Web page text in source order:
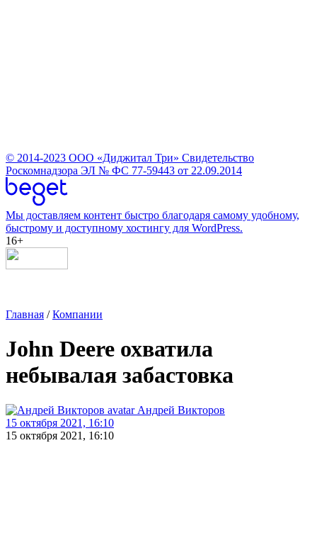
© 2014-2023 ООО «Диджитал Три» Свидетельство
Роскомнадзора ЭЛ № ФС 77-59443 от 22.09.2014
Мы доставляем контент быстро благодаря самому удобному,
быстрому и доступному хостингу для WordPress.
16+
Главная /Компании
John Deere охватила
небывалая забастовка
Андрей Викторов
15 октября 2021, 16:10
15 октября 2021, 16:10